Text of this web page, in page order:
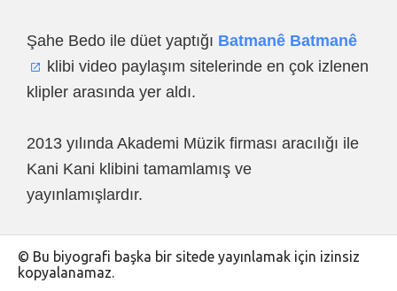
Şahe Bedo ile düet yaptığı Batmanê Batmanê
klibi video paylaşım sitelerinde en çok izlenen
klipler arasında yer aldı.
2013 yılında Akademi Müzik firması aracılığı ile
Kani Kani klibini tamamlamış ve
yayınlamışlardır.
© Bu biyografi başka bir sitede yayınlamak için izinsiz
kopyalanamaz.